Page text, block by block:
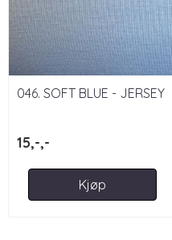
046. SOFT BLUE - JERSEY
15,-,-
Kjøp